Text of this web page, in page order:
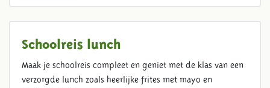
Schoolreis lunch
Maak je schoolreis compleet en geniet met de klas van een
verzorgde lunch zoals heerlijke frites met mayo en